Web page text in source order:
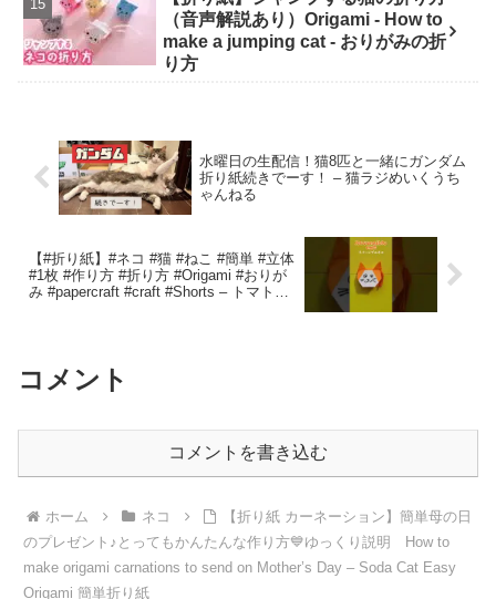
（音声解説あり）Origami - How to
make a jumping cat - おりがみの折
り方
水曜日の生配信！猫8匹と一緒にガンダム
折り紙続きでーす！ – 猫ラジめいくうち
ゃんねる
【#折り紙】#ネコ #猫 #ねこ #簡単 #立体
#1枚 #作り方 #折り方 #Origami #おりが
み #papercraft #craft #Shorts – トマトう
コメント
コメントを書き込む
ホーム ネコ
【折り紙 カーネーション】簡単母の日
のプレゼント♪とってもかんたんな作り方💙ゆっくり説明 How to
make origami carnations to send on Mother’s Day – Soda Cat Easy
Origami 簡単折り紙